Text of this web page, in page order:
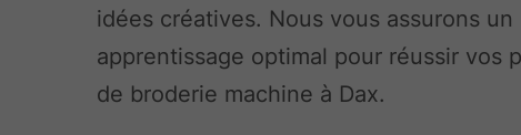
idées créatives. Nous vous assurons un
apprentissage optimal pour réussir vos
de broderie machine à Dax.